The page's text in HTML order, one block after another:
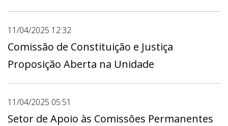
11/04/2025 12:32
Comissão de Constituição e Justiça
Proposição Aberta na Unidade
11/04/2025 05:51
Setor de Apoio às Comissões Permanentes